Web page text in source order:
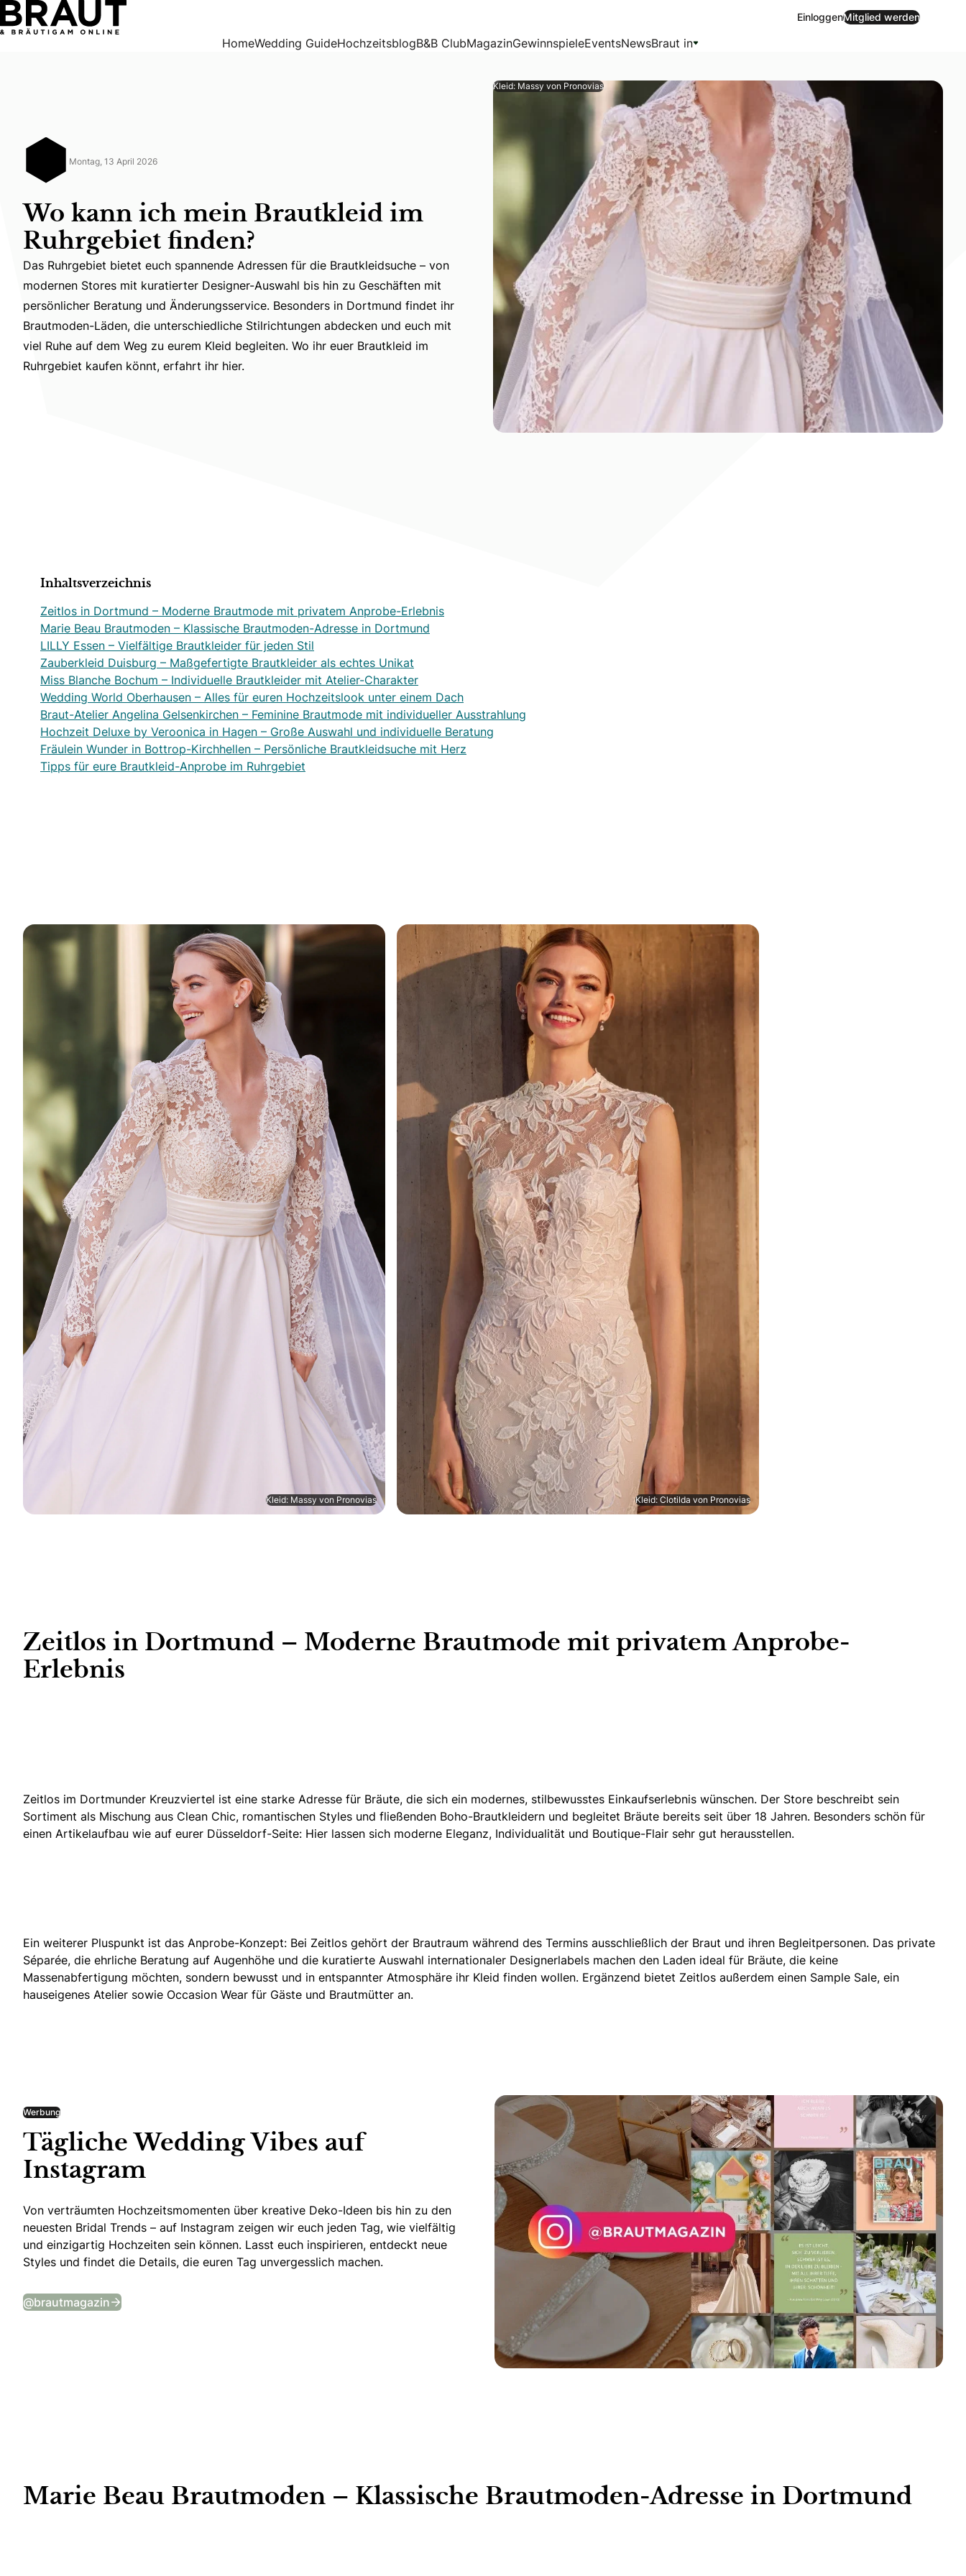
Wo kann ich mein Brautkleid im Ruhrgebiet finden?
EinloggenMitglied werden
HomeWedding GuideHochzeitsblogB&B ClubMagazinGewinnspieleEventsNewsBraut in
Montag, 13 April 2026
Wo kann ich mein Brautkleid im
Ruhrgebiet finden?
Das Ruhrgebiet bietet euch spannende Adressen für die Brautkleidsuche – von modernen Stores mit kuratierter Designer-Auswahl bis hin zu Geschäften mit
Das Ruhrgebiet bietet euch spannende Adressen für die Brautkleidsuche – von
modernen Stores mit kuratierter Designer-Auswahl bis hin zu Geschäften mit
persönlicher Beratung und Änderungsservice. Besonders in Dortmund findet ihr
Brautmoden-Läden, die unterschiedliche Stilrichtungen abdecken und euch mit
viel Ruhe auf dem Weg zu eurem Kleid begleiten. Wo ihr euer Brautkleid im
Ruhrgebiet kaufen könnt, erfahrt ihr hier.
Kleid: Massy von Pronovias
Inhaltsverzeichnis
Zeitlos in Dortmund – Moderne Brautmode mit privatem Anprobe-Erlebnis
Marie Beau Brautmoden – Klassische Brautmoden-Adresse in Dortmund
LILLY Essen – Vielfältige Brautkleider für jeden Stil
Zauberkleid Duisburg – Maßgefertigte Brautkleider als echtes Unikat
Miss Blanche Bochum – Individuelle Brautkleider mit Atelier-Charakter
Wedding World Oberhausen – Alles für euren Hochzeitslook unter einem Dach
Braut-Atelier Angelina Gelsenkirchen – Feminine Brautmode mit individueller Ausstrahlung
Hochzeit Deluxe by Veroonica in Hagen – Große Auswahl und individuelle Beratung
Fräulein Wunder in Bottrop-Kirchhellen – Persönliche Brautkleidsuche mit Herz
Tipps für eure Brautkleid-Anprobe im Ruhrgebiet
Kleid: Massy von Pronovias Kleid: Clotilda von Pronovias
Zeitlos in Dortmund – Moderne Brautmode mit privatem Anprobe-
Erlebnis
Zeitlos im Dortmunder Kreuzviertel ist eine starke Adresse für Bräute, die sich ein modernes, stilbewusstes Einkaufserlebnis wünschen. Der Store beschreibt sein
Sortiment als Mischung aus Clean Chic, romantischen Styles und fließenden Boho-Brautkleidern und begleitet Bräute bereits seit über 18 Jahren. Besonders schön für
einen Artikelaufbau wie auf eurer Düsseldorf-Seite: Hier lassen sich moderne Eleganz, Individualität und Boutique-Flair sehr gut herausstellen.
Ein weiterer Pluspunkt ist das Anprobe-Konzept: Bei Zeitlos gehört der Brautraum während des Termins ausschließlich der Braut und ihren Begleitpersonen. Das private
Séparée, die ehrliche Beratung auf Augenhöhe und die kuratierte Auswahl internationaler Designerlabels machen den Laden ideal für Bräute, die keine
Massenabfertigung möchten, sondern bewusst und in entspannter Atmosphäre ihr Kleid finden wollen. Ergänzend bietet Zeitlos außerdem einen Sample Sale, ein
hauseigenes Atelier sowie Occasion Wear für Gäste und Brautmütter an.
Werbung
Tägliche Wedding Vibes auf
Instagram
Von verträumten Hochzeitsmomenten über kreative Deko-Ideen bis hin zu den
neuesten Bridal Trends – auf Instagram zeigen wir euch jeden Tag, wie vielfältig
und einzigartig Hochzeiten sein können. Lasst euch inspirieren, entdeckt neue
Styles und findet die Details, die euren Tag unvergesslich machen.
@brautmagazin
Marie Beau Brautmoden – Klassische Brautmoden-Adresse in Dortmund